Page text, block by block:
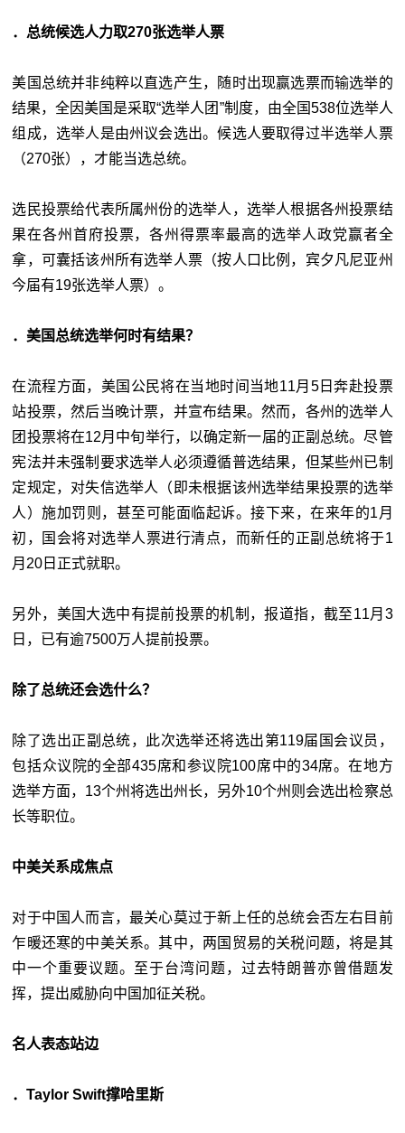
．总统候选人力取270张选举人票
美国总统并非纯粹以直选产生，随时出现赢选票而输选举的
结果，全因美国是采取“选举人团”制度，由全国538位选举人
组成，选举人是由州议会选出。候选人要取得过半选举人票
（270张），才能当选总统。
选民投票给代表所属州份的选举人，选举人根据各州投票结
果在各州首府投票，各州得票率最高的选举人政党赢者全
拿，可囊括该州所有选举人票（按人口比例，宾夕凡尼亚州
今届有19张选举人票）。
．美国总统选举何时有结果？
在流程方面，美国公民将在当地时间当地11月5日奔赴投票
站投票，然后当晚计票，并宣布结果。然而，各州的选举人
团投票将在12月中旬举行，以确定新一届的正副总统。尽管
宪法并未强制要求选举人必须遵循普选结果，但某些州已制
定规定，对失信选举人（即未根据该州选举结果投票的选举
人）施加罚则，甚至可能面临起诉。接下来，在来年的1月
初，国会将对选举人票进行清点，而新任的正副总统将于1
月20日正式就职。
另外，美国大选中有提前投票的机制，报道指，截至11月3
日，已有逾7500万人提前投票。
除了总统还会选什么？
除了选出正副总统，此次选举还将选出第119届国会议员，
包括众议院的全部435席和参议院100席中的34席。在地方
选举方面，13个州将选出州长，另外10个州则会选出检察总
长等职位。
中美关系成焦点
对于中国人而言，最关心莫过于新上任的总统会否左右目前
乍暖还寒的中美关系。其中，两国贸易的关税问题，将是其
中一个重要议题。至于台湾问题，过去特朗普亦曾借题发
挥，提出威胁向中国加征关税。
名人表态站边
．Taylor Swift撑哈里斯